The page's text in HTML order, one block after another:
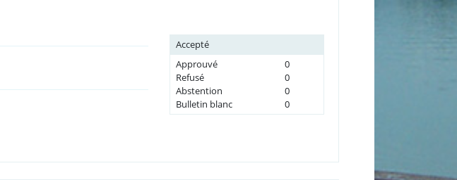
Accepté
Approuvé
0
Refusé
0
Abstention
0
Bulletin blanc
0